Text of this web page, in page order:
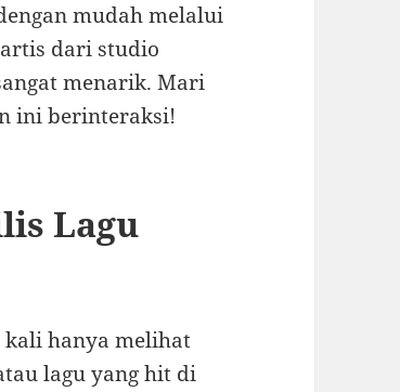
mudah melalui
dari studio
menarik. Mari
ini berinteraksi!
Lagu
kali hanya melihat
lagu yang hit di